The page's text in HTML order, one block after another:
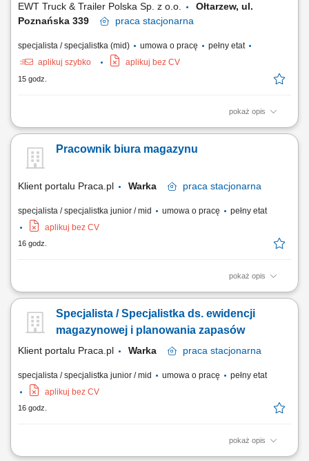
EWT Truck & Trailer Polska Sp. z o.o.
Ołtarzew, ul.
Poznańska 339
praca stacjonarna
specjalista / specjalistka (mid) umowa o pracę
pełny etat
aplikuj szybko
aplikuj bez CV
15 godz.
pokaż opis
Zakres obowiązków: Prowadzenie i porządkowanie gospodarki
Inwentaryzacja narzędzi oraz bieżąca aktualizacja stanu
magazynowego; Nadzór nad stanem technicznym narzędzi i urządzeń;
Pracownik biura magazynu
Klient portalu Praca.pl Warka praca stacjonarna
specjalista / specjalistka junior / mid umowa o pracę
pełny etat
aplikuj bez CV
16 godz.
pokaż opis
nadzór nad prawidłowością wykonywania operacji magazynowych w
magazynowej w programie magazynowym typu SAP; współpraca z
koordynatorem zakupu i sprzedaży w zakresie sporządzania
Specjalista / Specjalistka ds. ewidencji
magazynowej i planowania zapasów
Klient portalu Praca.pl Warka praca stacjonarna
specjalista / specjalistka junior / mid umowa o pracę
pełny etat
aplikuj bez CV
16 godz.
pokaż opis
Odpowiedzialność za efektywne zarządzanie stanami magazynowymi w